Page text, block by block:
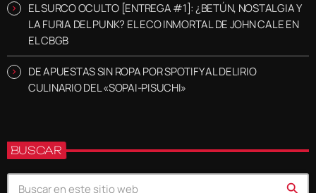
EL SURCO OCULTO [ENTREGA #1]: ¿BETÚN, NOSTALGIA Y
LA FURIA DEL PUNK? EL ECO INMORTAL DE JOHN CALE EN
EL CBGB
DE APUESTAS SIN ROPA POR SPOTIFY AL DELIRIO
CULINARIO DEL «SOPAI-PISUCHI»
BUSCAR
search